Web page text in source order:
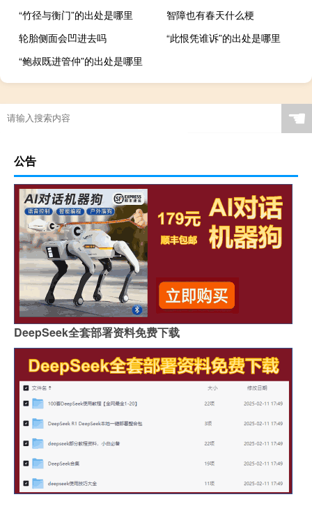
“竹径与衡门”的出处是哪里
智障也有春天什么梗
轮胎侧面会凹进去吗
“此恨凭谁诉”的出处是哪里
“鲍叔既进管仲”的出处是哪里
☚
公告
DeepSeek全套部署资料免费下载